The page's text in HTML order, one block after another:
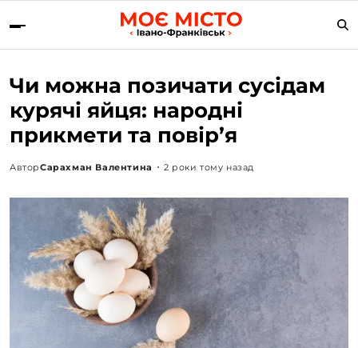
Чи можна позичати сусідам
курячі яйця: народні
прикмети та повір’я
АвторСарахман Валентина 2 роки тому назад